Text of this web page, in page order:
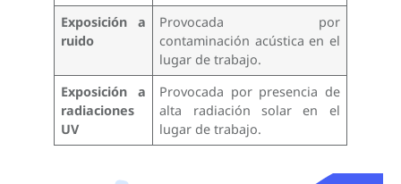
Exposición a
ruido
Provocada por
contaminación acústica en el
lugar de trabajo.
Exposición a
radiaciones
UV
Provocada por presencia de
alta radiación solar en el
lugar de trabajo.